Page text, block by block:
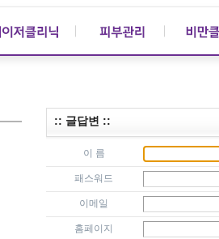
:: 글답변 ::
이 름
패스워드
이메일
홈페이지